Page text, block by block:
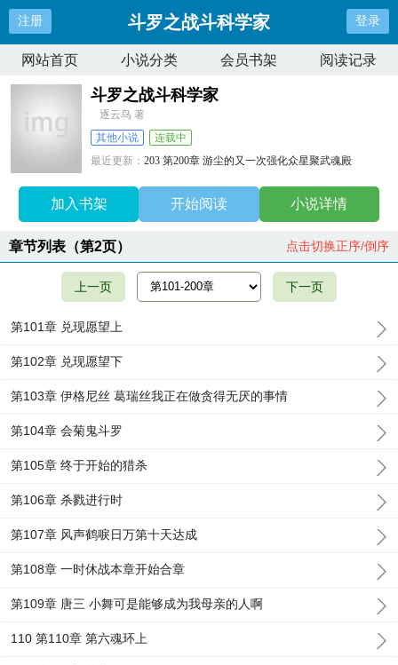
注册 斗罗之战斗科学家 登录
网站首页 小说分类 会员书架 阅读记录
斗罗之战斗科学家
逐云鸟 著
其他小说
连载中
最近更新：203 第200章 游尘的又一次强化众星聚武魂殿
加入书架 开始阅读 小说详情
章节列表（第2页） 点击切换正序/倒序
上一页 下一页
第101章 兑现愿望上
第102章 兑现愿望下
第103章 伊格尼丝 葛瑞丝我正在做贪得无厌的事情
第104章 会菊鬼斗罗
第105章 终于开始的猎杀
第106章 杀戮进行时
第107章 风声鹤唳日万第十天达成
第108章 一时休战本章开始合章
第109章 唐三 小舞可是能够成为我母亲的人啊
110 第110章 第六魂环上